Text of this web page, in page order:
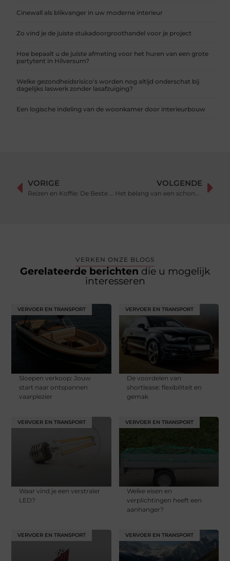
Cinewall als blikvanger in uw moderne interieur
Zo vind je de juiste stukadoorgroothandel voor je project
Hoe bepaalt u de juiste afmeting voor het huren van een grote
partytent in Hilversum?
Welke gezondheidsrisico's worden nog altijd onderschat bij
dagelijks laswerk zonder lasafzuiging?
Een logische indeling van de woonkamer door interieurbouw
VORIGE
Reizen en Koffie: De Beste Reisbeker voor Elk Type Avontuur
VOLGENDE
Het belang van een schone lucht met de ventilatiekanaal borstel
VERKEN ONZE BLOGS
Gerelateerde berichten die u mogelijk
interesseren
VERVOER EN TRANSPORT
Sloepen verkoop: Jouw
start naar ontspannen
vaarplezier
VERVOER EN TRANSPORT
De voordelen van
shortlease: flexibiliteit en
gemak
VERVOER EN TRANSPORT
Waar vind je een verstraler
LED?
VERVOER EN TRANSPORT
Welke eisen en
verplichtingen heeft een
aanhanger?
VERVOER EN TRANSPORT VERVOER EN TRANSPORT